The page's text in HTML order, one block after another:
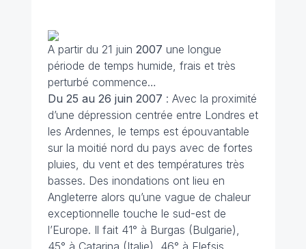
A partir du 21 juin 2007 une longue
période de temps humide, frais et très
perturbé commence…
Du 25 au 26 juin 2007 : Avec la proximité
d’une dépression centrée entre Londres et
les Ardennes, le temps est épouvantable
sur la moitié nord du pays avec de fortes
pluies, du vent et des températures très
basses. Des inondations ont lieu en
Angleterre alors qu’une vague de chaleur
exceptionnelle touche le sud-est de
l’Europe. Il fait 41° à Burgas (Bulgarie),
45° à Catarina (Italie), 46° à Elefsis